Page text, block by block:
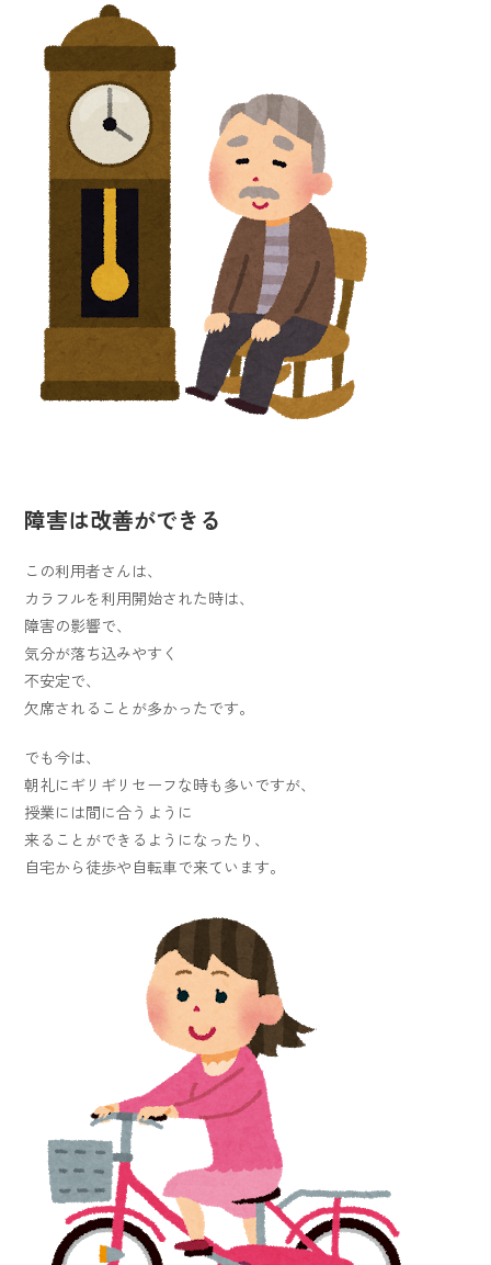
障害は改善ができる
この利用者さんは、
カラフルを利用開始された時は、
障害の影響で、
気分が落ち込みやすく
不安定で、
欠席されることが多かったです。
でも今は、
朝礼にギリギリセーフな時も多いですが、
授業には間に合うように
来ることができるようになったり、
自宅から徒歩や自転車で来ています。